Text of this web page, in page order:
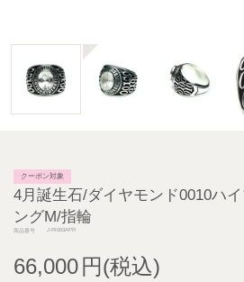
クーポン対象
4月誕生石/ダイヤモンド0010ハ
ングM/指輪
商品番号 J-RI063APR
66,000